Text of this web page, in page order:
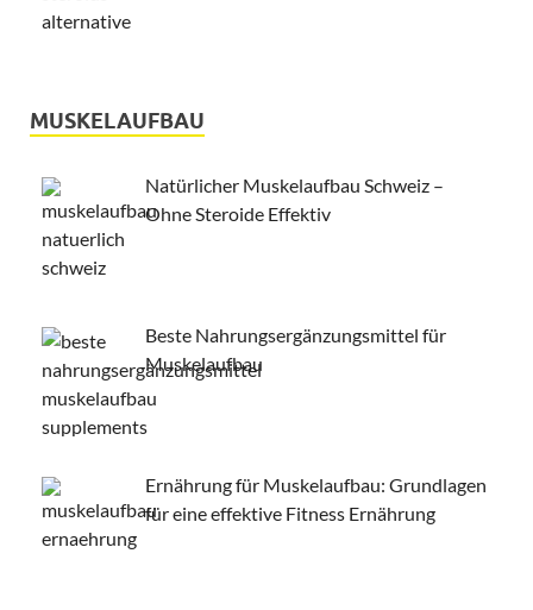
MUSKELAUFBAU
Natürlicher Muskelaufbau Schweiz –
Ohne Steroide Effektiv
Beste Nahrungsergänzungsmittel für
Muskelaufbau
Ernährung für Muskelaufbau: Grundlagen
für eine effektive Fitness Ernährung